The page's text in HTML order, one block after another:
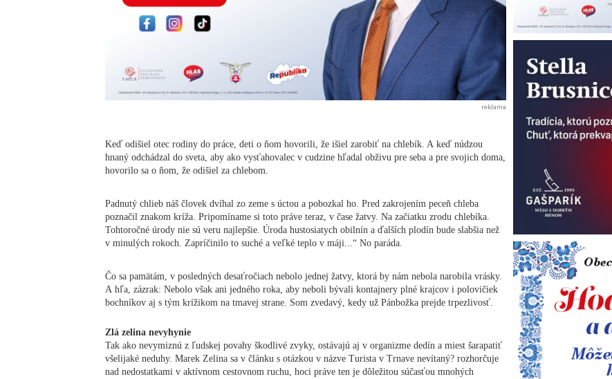
reklama
Keď odišiel otec rodiny do práce, deti o ňom hovorili, že išiel zarobiť na chlebík. A keď núdzou
hnaný odchádzal do sveta, aby ako vysťahovalec v cudzine hľadal obživu pre seba a pre svojich doma,
hovorilo sa o ňom, že odišiel za chlebom.
Padnutý chlieb náš človek dvíhal zo zeme s úctou a pobozkal ho. Pred zakrojením peceň chleba
poznačil znakom kríža. Pripomíname si toto práve teraz, v čase žatvy. Na začiatku zrodu chlebíka.
Tohtoročné úrody nie sú veru najlepšie. Úroda hustosiatych obilnín a ďalších plodín bude slabšia než
v minulých rokoch. Zapríčinilo to suché a veľké teplo v máji...“ No paráda.
Čo sa pamätám, v posledných desaťročiach nebolo jednej žatvy, ktorá by nám nebola narobila vrásky.
A hľa, zázrak: Nebolo však ani jedného roka, aby neboli bývali kontajnery plné krajcov i polovičiek
bochníkov aj s tým krížikom na tmavej strane. Som zvedavý, kedy už Pánbožka prejde trpezlivosť.
Zlá zelina nevyhynie
Tak ako nevymiznú z ľudskej povahy škodlivé zvyky, ostávajú aj v organizme dedín a miest šarapatiť
všelijaké neduhy. Marek Zelina sa v článku s otázkou v názve Turista v Trnave nevítaný? rozhorčuje
nad nedostatkami v aktívnom cestovnom ruchu, hoci práve ten je dôležitou súčasťou mnohých